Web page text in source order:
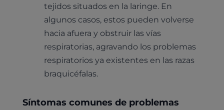
tejidos situados en la laringe. En
algunos casos, estos pueden volverse
hacia afuera y obstruir las vías
respiratorias, agravando los problemas
respiratorios ya existentes en las razas
braquicéfalas.
Síntomas comunes de problemas